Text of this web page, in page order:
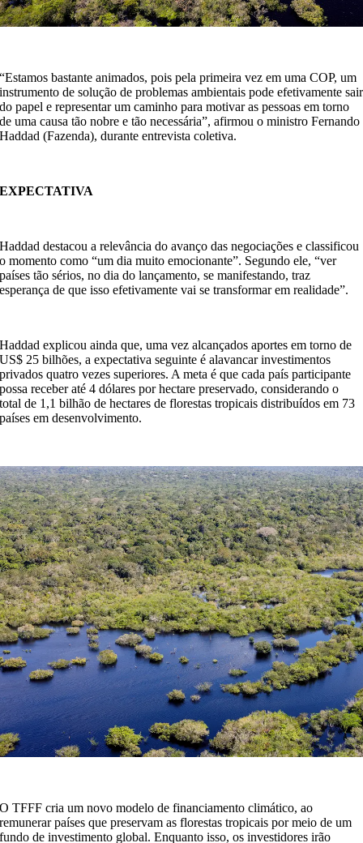
“Estamos bastante animados, pois pela primeira vez em uma COP, um
instrumento de solução de problemas ambientais pode efetivamente sair
do papel e representar um caminho para motivar as pessoas em torno
de uma causa tão nobre e tão necessária”, afirmou o ministro Fernando
Haddad (Fazenda), durante entrevista coletiva.
EXPECTATIVA
Haddad destacou a relevância do avanço das negociações e classificou
o momento como “um dia muito emocionante”. Segundo ele, “ver
países tão sérios, no dia do lançamento, se manifestando, traz
esperança de que isso efetivamente vai se transformar em realidade”.
Haddad explicou ainda que, uma vez alcançados aportes em torno de
US$ 25 bilhões, a expectativa seguinte é alavancar investimentos
privados quatro vezes superiores. A meta é que cada país participante
possa receber até 4 dólares por hectare preservado, considerando o
total de 1,1 bilhão de hectares de florestas tropicais distribuídos em 73
países em desenvolvimento.
O TFFF cria um novo modelo de financiamento climático, ao
remunerar países que preservam as florestas tropicais por meio de um
fundo de investimento global. Enquanto isso, os investidores irão